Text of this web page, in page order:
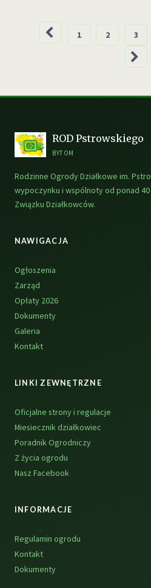
1 2 3
ROD Pstrowskiego
BYTOM
Rodzinne Ogrody Działkowe im.
wypoczynku i wspólnoty od ponad 40
Związku Działkowców.
NAWIGACJA
Ogłoszenia
Zarząd
Opłaty 2026
Dokumenty
Galeria
Kontakt
LINKI ZEWNĘTRZNE
Oficjalne strony i regulacje
Miesiecznik działkowiec
Poradnik Ogrodniczy
Z życia ogrodu
Nasz Facebook
INFORMACJE
Regulamin ogrodu
Kontakt
Dokumenty